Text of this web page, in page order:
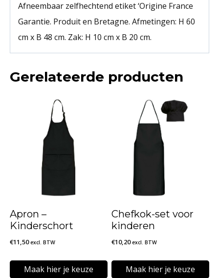
Afneembaar zelfhechtend etiket ‘Origine France
Garantie. Produit en Bretagne. Afmetingen: H 60
cm x B 48 cm. Zak: H 10 cm x B 20 cm.
Gerelateerde producten
Apron –
Kinderschort
€11,50 excl. BTW
Maak hier je keuze
Chefkok-set voor
kinderen
€10,20 excl. BTW
Maak hier je keuze